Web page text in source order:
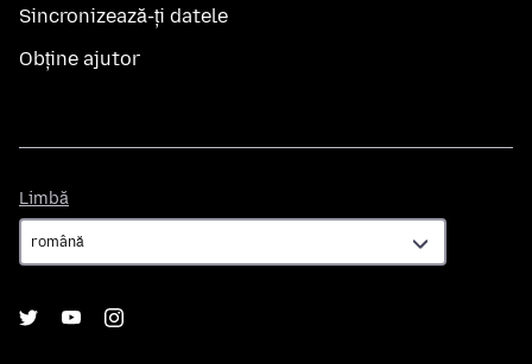
Sincronizează-ți datele
Obține ajutor
Limbă